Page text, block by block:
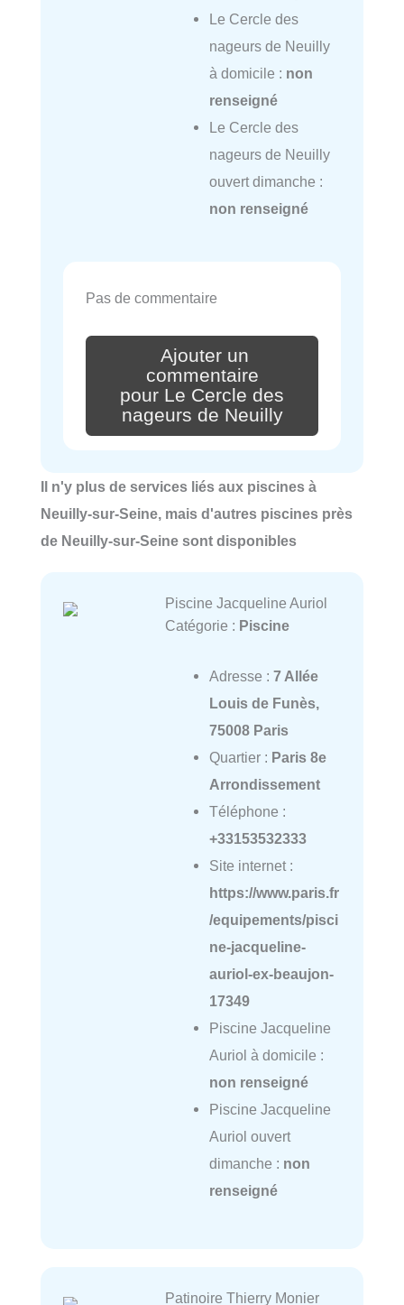
Le Cercle des
nageurs de Neuilly
à domicile : non
renseigné
Le Cercle des
nageurs de Neuilly
ouvert dimanche :
non renseigné
Pas de commentaire
Ajouter un
commentaire
pour Le Cercle des
nageurs de Neuilly
Il n'y plus de services liés aux piscines à
Neuilly-sur-Seine, mais d'autres piscines près
de Neuilly-sur-Seine sont disponibles
Piscine Jacqueline Auriol
Catégorie : Piscine
Adresse : 7 Allée
Louis de Funès,
75008 Paris
Quartier : Paris 8e
Arrondissement
Téléphone :
+33153532333
Site internet :
https://www.paris.fr
/equipements/pisci
ne-jacqueline-
auriol-ex-beaujon-
17349
Piscine Jacqueline
Auriol à domicile :
non renseigné
Piscine Jacqueline
Auriol ouvert
dimanche : non
renseigné
Patinoire Thierry Monier